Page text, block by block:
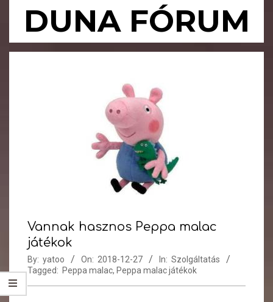
DUNA FÓRUM
Primary
Vannak hasznos Peppa malac
játékok
By: yatoo On: 2018-12-27 In: Szolgáltatás
Tagged: Peppa malac, Peppa malac játékok